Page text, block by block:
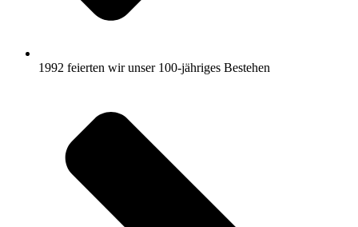
1992 feierten wir unser 100-jähriges Bestehen